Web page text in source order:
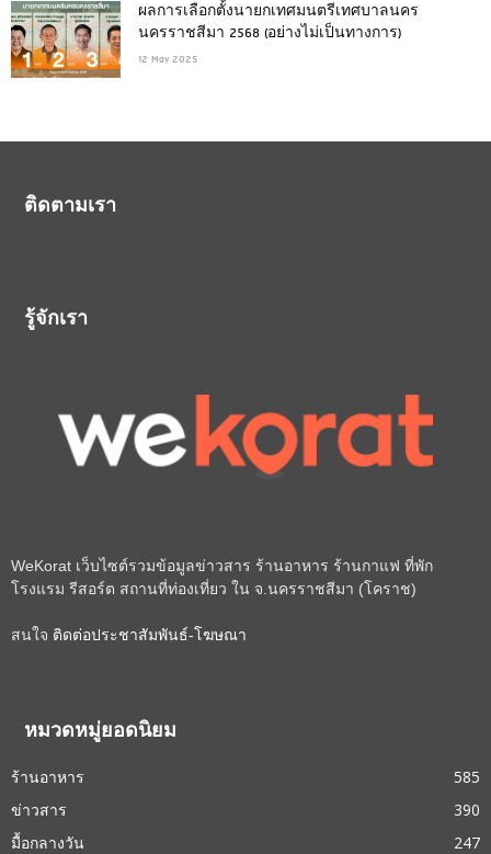
ผลการเลือกตั้งนายกเทศมนตรีเทศบาลนคร
นครราชสีมา 2568 (อย่างไม่เป็นทางการ)
12 May 2025
ติดตามเรา
รู้จักเรา
WeKorat เว็บไซต์รวมข้อมูลข่าวสาร ร้านอาหาร ร้านกาแฟ ที่พัก
โรงแรม รีสอร์ต สถานที่ท่องเที่ยว ใน จ.นครราชสีมา (โคราช)
สนใจ ติดต่อประชาสัมพันธ์-โฆษณา
หมวดหมู่ยอดนิยม
ร้านอาหาร
585
ข่าวสาร
390
มื้อกลางวัน
247